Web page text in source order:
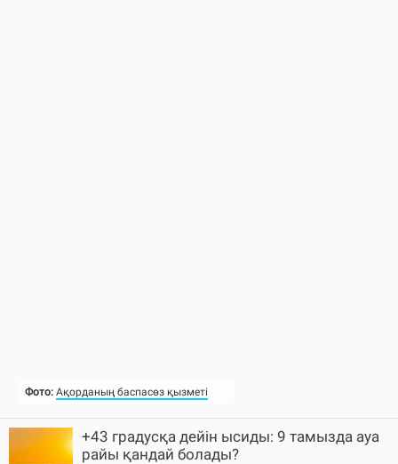
+43 градусқа дейін ысиды: 9 тамызда ауа
райы қандай болады?